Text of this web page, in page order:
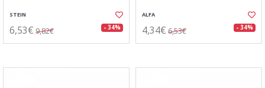
STEIN
6,53€ 9,82€ - 34%
ALFA
4,34€ 6,53€ - 34%